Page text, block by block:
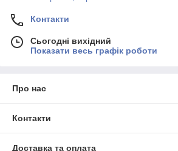
Контакти
Сьогодні вихідний
Показати весь графік роботи
Про нас
Контакти
Доставка та оплата